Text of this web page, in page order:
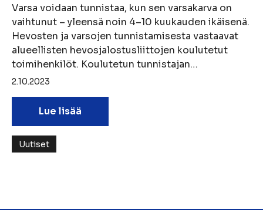
Varsa voidaan tunnistaa, kun sen varsakarva on
vaihtunut – yleensä noin 4–10 kuukauden ikäisenä.
Hevosten ja varsojen tunnistamisesta vastaavat
alueellisten hevosjalostusliittojen koulutetut
toimihenkilöt. Koulutetun tunnistajan…
2.10.2023
Lue lisää
Uutiset